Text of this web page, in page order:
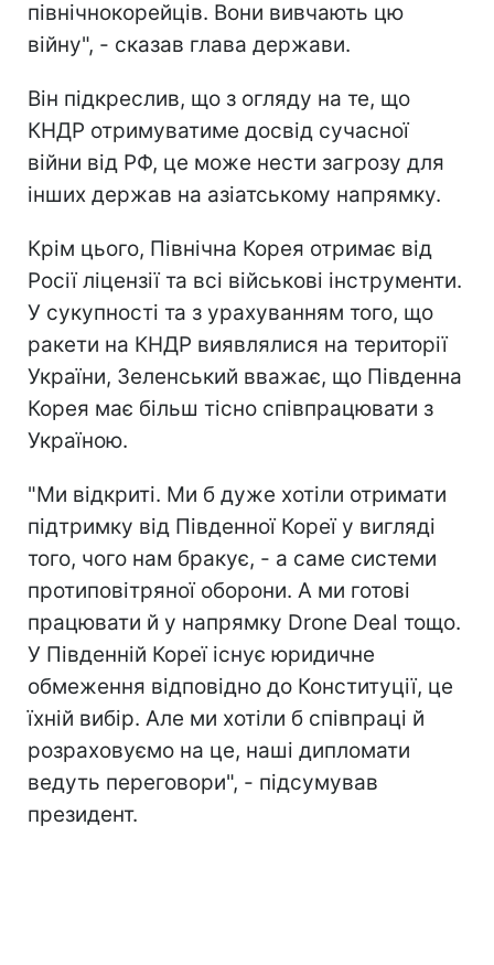
північнокорейців. Вони вивчають цю
війну", - сказав глава держави.
Він підкреслив, що з огляду на те, що
КНДР отримуватиме досвід сучасної
війни від РФ, це може нести загрозу для
інших держав на азіатському напрямку.
Крім цього, Північна Корея отримає від
Росії ліцензії та всі військові інструменти.
У сукупності та з урахуванням того, що
ракети на КНДР виявлялися на території
України, Зеленський вважає, що Південна
Корея має більш тісно співпрацювати з
Україною.
"Ми відкриті. Ми б дуже хотіли отримати
підтримку від Південної Кореї у вигляді
того, чого нам бракує, - а саме системи
протиповітряної оборони. А ми готові
працювати й у напрямку Drone Deal тощо.
У Південній Кореї існує юридичне
обмеження відповідно до Конституції, це
їхній вибір. Але ми хотіли б співпраці й
розраховуємо на це, наші дипломати
ведуть переговори", - підсумував
президент.